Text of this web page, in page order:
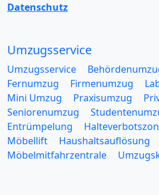
Datenschutz
Umzugsservice
Umzugsservice
Fernumzug
Firmenumzug
Mini Umzug
Praxisumzug
Seniorenumzug
Entrümpelung
Möbellift
Haushaltsauflösung
Möbelmitfahrzentrale